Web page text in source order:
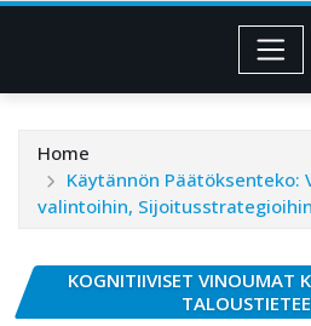
Home
Käytännön Päätöksenteko:
valintoihin,
KOGNITIIVISET VINOUMAT